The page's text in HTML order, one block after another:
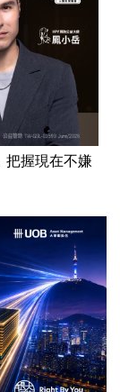
把握現在不嫌